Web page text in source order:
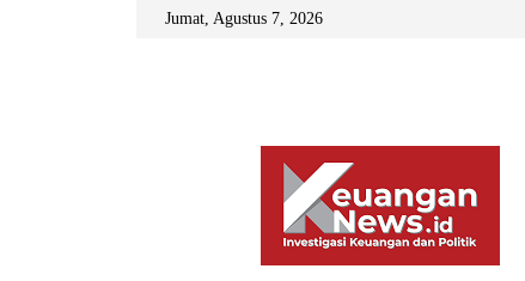
Jumat, Agustus 7, 2026